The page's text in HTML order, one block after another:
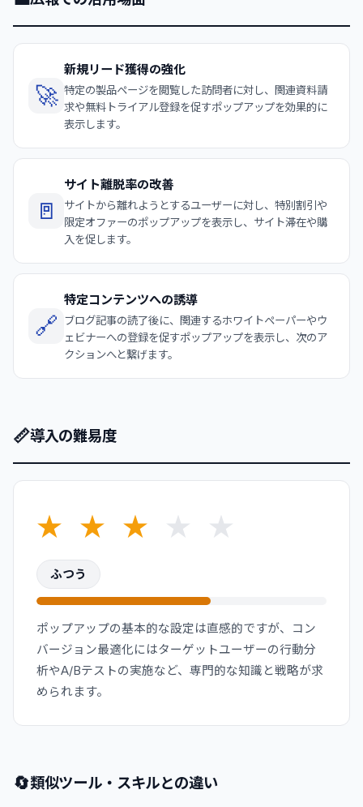
🚀
新規リード獲得の強化
特定の製品ページを閲覧した訪問者に対し、関連資料請
求や無料トライアル登録を促すポップアップを効果的に
表示します。
🚪
サイト離脱率の改善
サイトから離れようとするユーザーに対し、特別割引や
限定オファーのポップアップを表示し、サイト滞在や購
入を促します。
🔗
特定コンテンツへの誘導
ブログ記事の読了後に、関連するホワイトペーパーやウ
ェビナーへの登録を促すポップアップを表示し、次のア
クションへと繋げます。
📏導入の難易度
★ ★ ★ ★ ★
ふつう
ポップアップの基本的な設定は直感的ですが、コン
バージョン最適化にはターゲットユーザーの行動分
析やA/Bテストの実施など、専門的な知識と戦略が求
められます。
🔄類似ツール・スキルとの違い